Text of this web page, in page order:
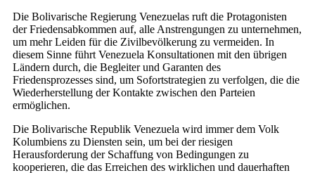
Die Bolivarische Regierung Venezuelas ruft die Protagonisten
der Friedensabkommen auf, alle Anstrengungen zu unternehmen,
um mehr Leiden für die Zivilbevölkerung zu vermeiden. In
diesem Sinne führt Venezuela Konsultationen mit den übrigen
Ländern durch, die Begleiter und Garanten des
Friedensprozesses sind, um Sofortstrategien zu verfolgen, die die
Wiederherstellung der Kontakte zwischen den Parteien
ermöglichen.
Die Bolivarische Republik Venezuela wird immer dem Volk
Kolumbiens zu Diensten sein, um bei der riesigen
Herausforderung der Schaffung von Bedingungen zu
kooperieren, die das Erreichen des wirklichen und dauerhaften